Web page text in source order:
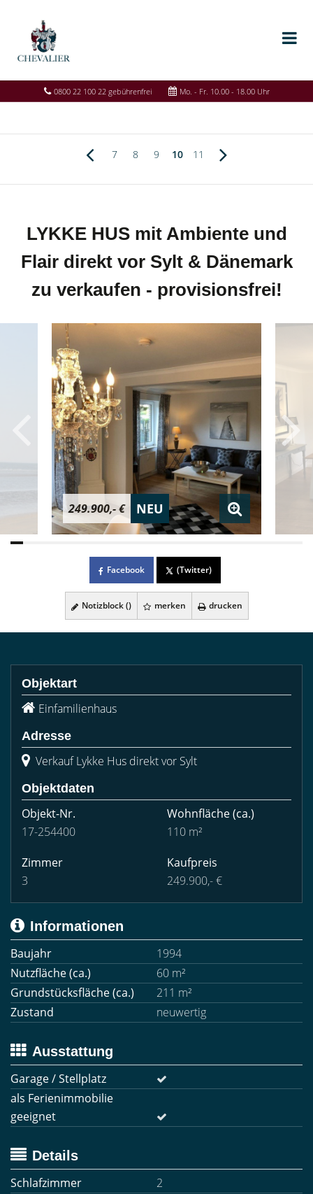
0800 22 100 22 gebührenfrei Mo. - Fr. 10.00 - 18.00 Uhr
7 8 9 10 11
LYKKE HUS mit Ambiente und
Flair direkt vor Sylt & Dänemark
zu verkaufen - provisionsfrei!
249.900,- € NEU
Facebook (Twitter)
Notizblock () merken drucken
Objektart
Einfamilienhaus
Adresse
Verkauf Lykke Hus direkt vor Sylt
Objektdaten
Objekt-Nr.
17-254400
Wohnfläche(ca.)
110 m²
Zimmer
3
Kaufpreis
249.900,- €
Informationen
Baujahr
1994
Nutzfläche (ca.)
60 m²
Grundstücksfläche (ca.)
211 m²
Zustand
neuwertig
Ausstattung
Garage / Stellplatz
als Ferienimmobilie
geeignet
Details
Schlafzimmer
2